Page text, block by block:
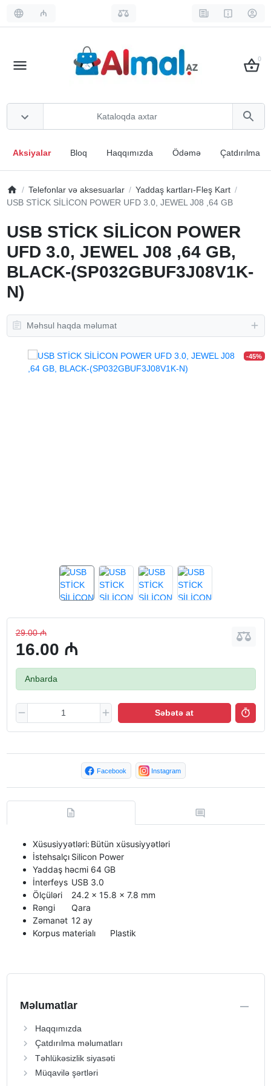
₼
0
Aksiyalar Bloq Haqqımızda Ödəmə Çatdırılma
Telefonlar və aksesuarlar
Yaddaş kartları-Fleş Kart
USB STİCK SİLİCON POWER UFD 3.0, JEWEL J08 ,64 GB
USB STİCK SİLİCON POWER
UFD 3.0, JEWEL J08 ,64 GB,
BLACK-(SP032GBUF3J08V1K-
N)
Məhsul haqda məlumat
-45%
29.00 ₼
16.00 ₼
Anbarda
Səbətə at
Facebook Instagram
Xüsusiyyətləri: Bütün xüsusiyyətləri
İstehsalçı Silicon Power
Yaddaş həcmi 64 GB
İnterfeys USB 3.0
Ölçüləri
24.2 x 15.8 x 7.8 mm
Rəngi
Qara
Zəmanət 12 ay
Korpus materialı
Plastik
Məlumatlar
Haqqımızda
Çatdırılma məlumatları
Təhlükəsizlik siyasəti
Müqavilə şərtləri